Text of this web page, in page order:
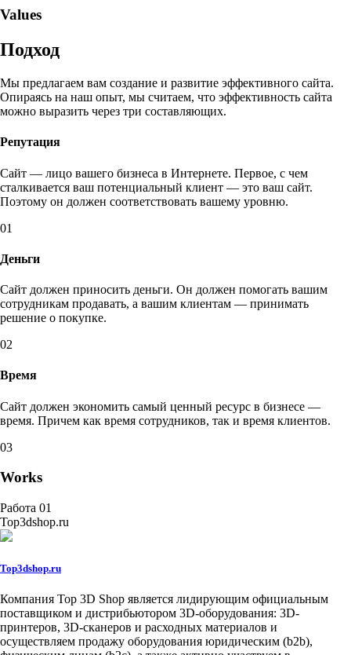
Values
Подход
Мы предлагаем вам создание и развитие эффективного сайта.
Опираясь на наш опыт, мы считаем, что эффективность сайта
можно выразить через три составляющих.
Репутация
Сайт — лицо вашего бизнеса в Интернете. Первое, с чем
сталкивается ваш потенциальный клиент — это ваш сайт.
Поэтому он должен соответствовать вашему уровню.
01
Деньги
Сайт должен приносить деньги. Он должен помогать вашим
сотрудникам продавать, а вашим клиентам — принимать
решение о покупке.
02
Время
Сайт должен экономить самый ценный ресурс в бизнесе —
время. Причем как время сотрудников, так и время клиентов.
03
Works
Работа 01
Top3dshop.ru
Top3dshop.ru
Компания Top 3D Shop является лидирующим официальным
поставщиком и дистрибьютором 3D-оборудования: 3D-
принтеров, 3D-сканеров и расходных материалов и
осуществляем продажу оборудования юридическим (b2b),